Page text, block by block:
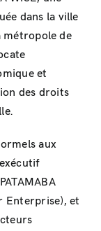
dans la ville
métropole de
et
des droits
aux
Enterprise), et